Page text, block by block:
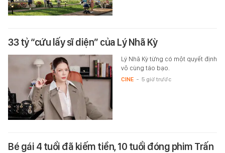
33 tỷ “cứu lấy sĩ diện” của Lý Nhã Kỳ
Lý Nhã Kỳ từng có một quyết định
vô cùng táo bạo.
CINE - 5 giờ trước
Bé gái 4 tuổi đã kiếm tiền, 10 tuổi đóng phim Trấn